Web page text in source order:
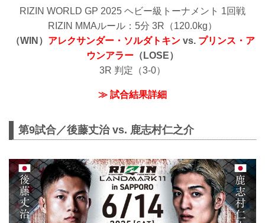
RIZIN WORLD GP 2025 ヘビー級トーナメント 1回戦
RIZIN MMAルール：5分 3R（120.0kg）
（WIN） アレクサンダー・ソルダトキンvs. プリンス・ア
ウンアラー （LOSE）
3R 判定（3-0）
≫ 試合結果詳細
第9試合／後藤丈治 vs. 鹿志村仁之介